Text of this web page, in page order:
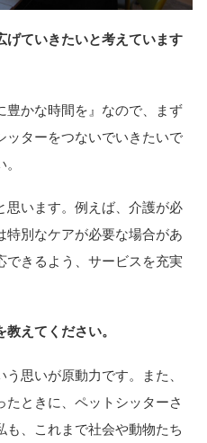
ていきたいと考えています
豊かな時間を』なので、まず
ッターをつないでいきたいで
思います。例えば、介護が必
特別なケアが必要な場合があ
できるよう、サービスを充実
えてください。
う思いが原動力です。また、
たときに、ペットシッターさ
も、これまで社会や動物たち